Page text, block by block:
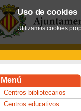
Menú
Centros bibliotecarios
Centros educativos
Uso de cookies
Utilizamos cookies